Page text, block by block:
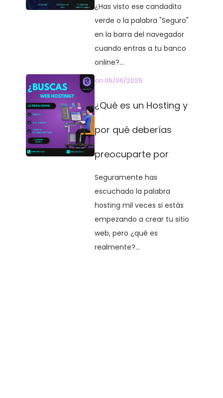
¿Has visto ese candadito
verde o la palabra "Seguro"
en la barra del navegador
cuando entras a tu banco
online?...
on 06/06/2025
¿Qué es un Hosting y
por qué deberías
preocuparte por
Seguramente has
escuchado la palabra
hosting mil veces si estás
empezando a crear tu sitio
web, pero ¿qué es
realmente?...